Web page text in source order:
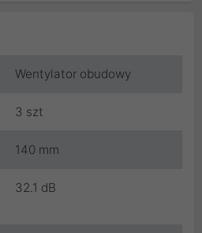
Wentylator obudowy
3 szt
140 mm
32.1 dB